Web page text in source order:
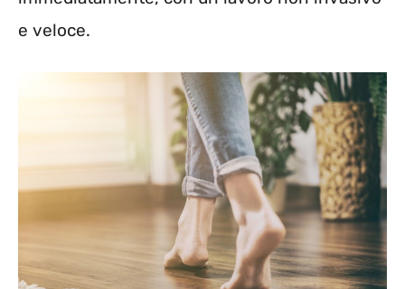
e veloce.